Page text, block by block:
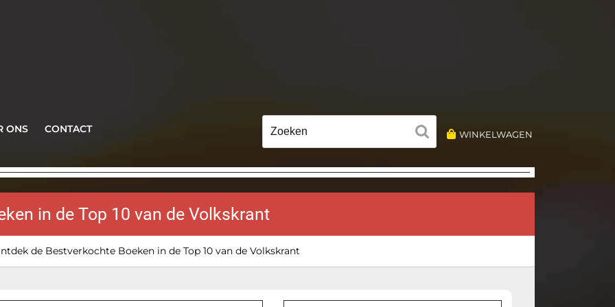
ONS CONTACT
naar:
WINKELWAGEN
in de Top 10 van de Volkskrant
de Bestverkochte Boeken in de Top 10 van de Volkskrant